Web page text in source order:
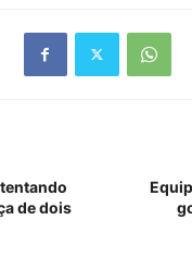
de dois